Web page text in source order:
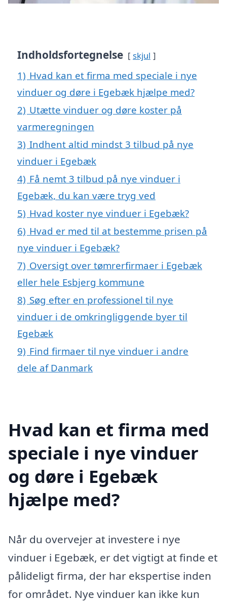
Indholdsfortegnelse skjul
1) Hvad kan et firma med speciale i nye
vinduer og døre i Egebæk hjælpe med?
2) Utætte vinduer og døre koster på
varmeregningen
3) Indhent altid mindst 3 tilbud på nye
vinduer i Egebæk
4) Få nemt 3 tilbud på nye vinduer i
Egebæk, du kan være tryg ved
5) Hvad koster nye vinduer i Egebæk?
6) Hvad er med til at bestemme prisen på
nye vinduer i Egebæk?
7) Oversigt over tømrerfirmaer i Egebæk
eller hele Esbjerg kommune
8) Søg efter en professionel til nye
vinduer i de omkringliggende byer til
Egebæk
9) Find firmaer til nye vinduer i andre
dele af Danmark
Hvad kan et firma med
speciale i nye vinduer
og døre i Egebæk
hjælpe med?
Når du overvejer at investere i nye
vinduer i Egebæk, er det vigtigt at finde et
pålideligt firma, der har ekspertise inden
for området. Nye vinduer kan ikke kun